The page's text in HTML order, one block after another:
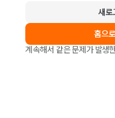
새로
홈으
계속해서 같은 문제가 발생